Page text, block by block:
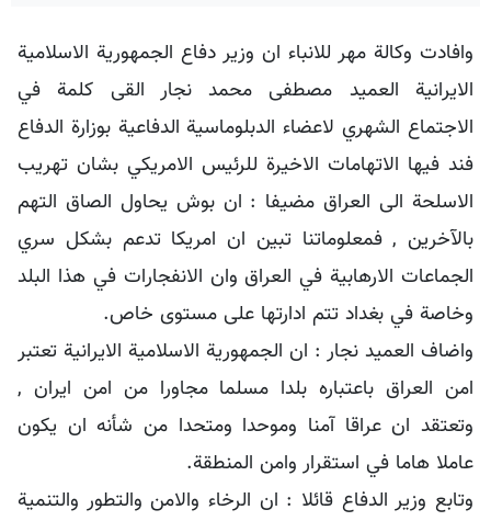
وافادت وكالة مهر للانباء ان وزير دفاع الجمهورية الاسلامية
الايرانية العميد مصطفى محمد نجار القى كلمة في
الاجتماع الشهري لاعضاء الدبلوماسية الدفاعية بوزارة الدفاع
فند فيها الاتهامات الاخيرة للرئيس الامريكي بشان تهريب
الاسلحة الى العراق مضيفا : ان بوش يحاول الصاق التهم
بالآخرين , فمعلوماتنا تبين ان امريكا تدعم بشكل سري
الجماعات الارهابية في العراق وان الانفجارات في هذا البلد
وخاصة في بغداد تتم ادارتها على مستوى خاص.
واضاف العميد نجار : ان الجمهورية الاسلامية الايرانية تعتبر
امن العراق باعتباره بلدا مسلما مجاورا من امن ايران ,
وتعتقد ان عراقا آمنا وموحدا ومتحدا من شأنه ان يكون
عاملا هاما في استقرار وامن المنطقة.
وتابع وزير الدفاع قائلا : ان الرخاء والامن والتطور والتنمية